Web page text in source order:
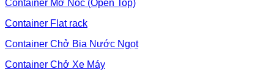
Container Mở Nóc (Open Top)
Container Flat rack
Container Chở Bia Nước Ngọt
Container Chở Xe Máy